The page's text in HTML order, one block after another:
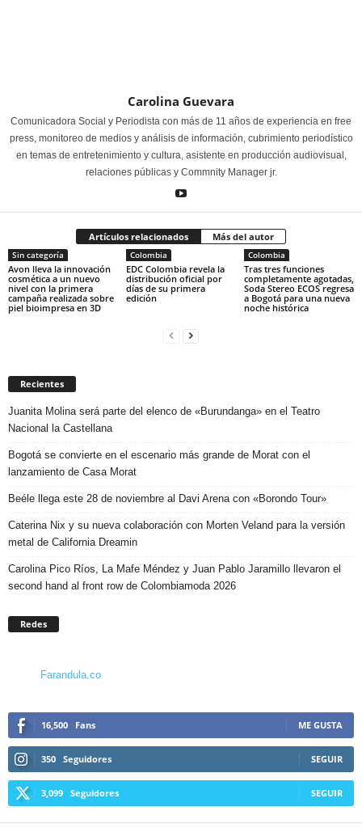
Carolina Guevara
Comunicadora Social y Periodista con más de 11 años de experiencia en free
press, monitoreo de medios y análisis de información, cubrimiento periodístico
en temas de entretenimiento y cultura, asistente en producción audiovisual,
relaciones públicas y Commnity Manager jr.
Artículos relacionados Más del autor
Sin categoría
Avon lleva la innovación
cosmética a un nuevo
nivel con la primera
campaña realizada sobre
piel bioimpresa en 3D
Colombia
EDC Colombia revela la
distribución oficial por
días de su primera
edición
Colombia
Tras tres funciones
completamente agotadas,
Soda Stereo ECOS regresa
a Bogotá para una nueva
noche histórica
Recientes
Juanita Molina será parte del elenco de «Burundanga» en el Teatro
Nacional la Castellana
Bogotá se convierte en el escenario más grande de Morat con el
lanzamiento de Casa Morat
Beéle llega este 28 de noviembre al Davi Arena con «Borondo Tour»
Caterina Nix y su nueva colaboración con Morten Veland para la versión
metal de California Dreamin
Carolina Pico Ríos, La Mafe Méndez y Juan Pablo Jaramillo llevaron el
second hand al front row de Colombiamoda 2026
Redes
Farandula.co
16,500 Fans ME GUSTA
350 Seguidores SEGUIR
3,099 Seguidores SEGUIR